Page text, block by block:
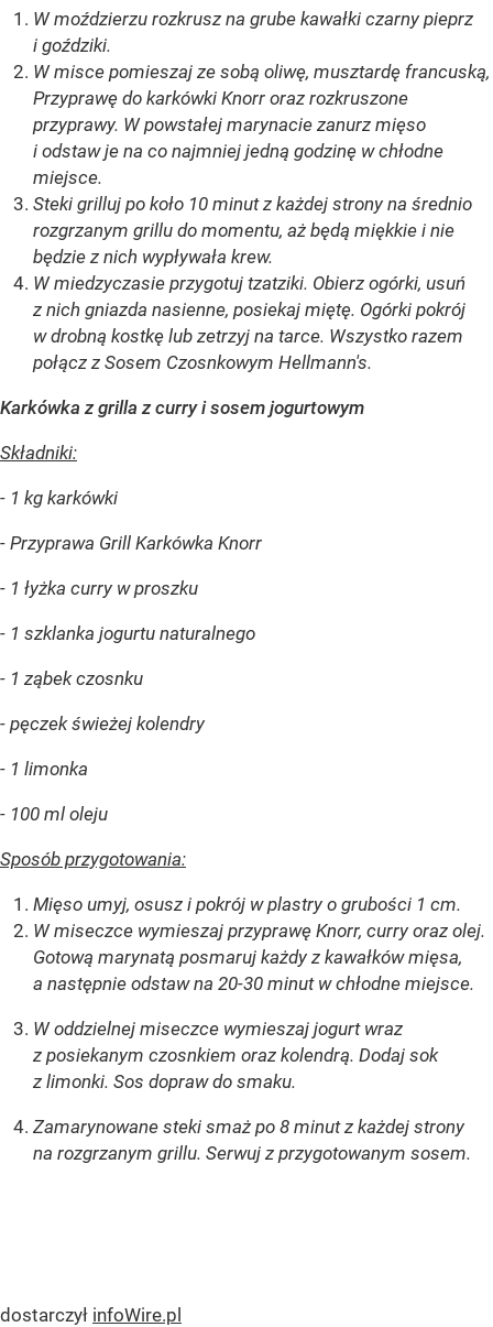
W moździerzu rozkrusz na grube kawałki czarny pieprz
i goździki.
W misce pomieszaj ze sobą oliwę, musztardę francuską,
Przyprawę do karkówki Knorr oraz rozkruszone
przyprawy. W powstałej marynacie zanurz mięso
i odstaw je na co najmniej jedną godzinę w chłodne
miejsce.
Steki grilluj po koło 10 minut z każdej strony na średnio
rozgrzanym grillu do momentu, aż będą miękkie i nie
będzie z nich wypływała krew.
W miedzyczasie przygotuj tzatziki. Obierz ogórki, usuń
z nich gniazda nasienne, posiekaj miętę. Ogórki pokrój
w drobną kostkę lub zetrzyj na tarce. Wszystko razem
połącz z Sosem Czosnkowym Hellmann's.
Karkówka z grilla z curry i sosem jogurtowym
Składniki:
- 1 kg karkówki
- Przyprawa Grill Karkówka Knorr
- 1 łyżka curry w proszku
- 1 szklanka jogurtu naturalnego
- 1 ząbek czosnku
- pęczek świeżej kolendry
- 1 limonka
- 100 ml oleju
Sposób przygotowania:
Mięso umyj, osusz i pokrój w plastry o grubości 1 cm.
W miseczce wymieszaj przyprawę Knorr, curry oraz olej.
Gotową marynatą posmaruj każdy z kawałków mięsa,
a następnie odstaw na 20-30 minut w chłodne miejsce.
W oddzielnej miseczce wymieszaj jogurt wraz
z posiekanym czosnkiem oraz kolendrą. Dodaj sok
z limonki. Sos dopraw do smaku.
Zamarynowane steki smaż po 8 minut z każdej strony
na rozgrzanym grillu. Serwuj z przygotowanym sosem.
dostarczył infoWire.pl